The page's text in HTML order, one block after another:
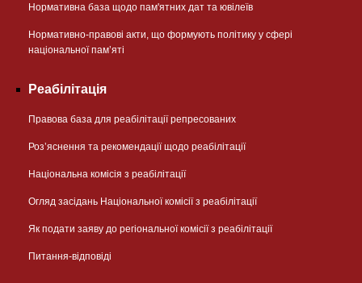
Нормативна база щодо пам'ятних дат та ювілеїв
Нормативно-правові акти, що формують політику у сфері
національної памʼяті
Реабілітація
Правова база для реабілітації репресованих
Розʼяснення та рекомендації щодо реабілітації
Національна комісія з реабілітації
Огляд засідань Національної комісії з реабілітації
Як подати заяву до регіональної комісії з реабілітації
Питання-відповіді